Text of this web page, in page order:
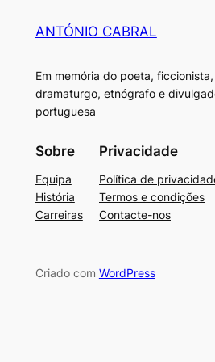
ANTÓNIO CABRAL
Em memória do poeta,
dramaturgo, etnógrafo e
portuguesa
Sobre
Equipa
História
Carreiras
Privacidade
Política de
Termos e condições
Contacte-nos
Criado com WordPress